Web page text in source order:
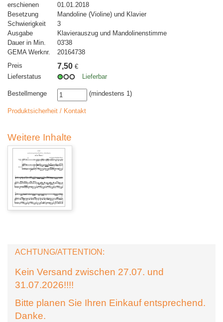
erschienen
01.01.2018
Besetzung
Mandoline (Violine) und Klavier
Schwierigkeit
3
Ausgabe
Klavierauszug und Mandolinenstimme
Dauer in Min.
03'38
GEMA Werknr.
20164738
Preis
7,50 €
Lieferstatus
Lieferbar
Bestellmenge (mindestens 1)
Produktsicherheit / Kontakt
Weitere Inhalte
ACHTUNG/ATTENTION:
Kein Versand zwischen 27.07. und
31.07.2026!!!!
Bitte planen Sie Ihren Einkauf entsprechend.
Danke.